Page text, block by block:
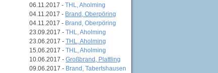
06.11.2017 - THL, Aholming
04.11.2017 - Brand, Oberpöring
04.11.2017 - Brand, Oberpöring
23.09.2017 - THL, Aholming
23.06.2017 - THL, Aholming
15.06.2017 - THL, Aholming
10.06.2017 - Großbrand, Plattling
09.06.2017 - Brand, Tabertshausen